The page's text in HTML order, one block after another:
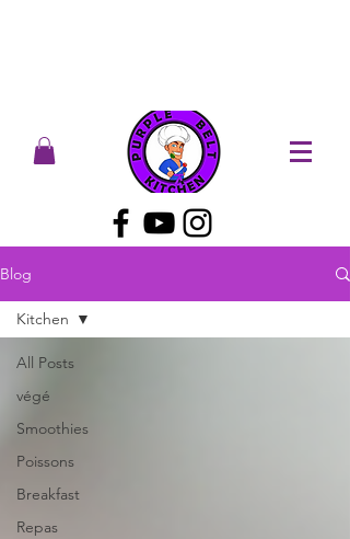
Blog
All Posts
végé
Smoothies
Poissons
Breakfast
Repas
Kitchen